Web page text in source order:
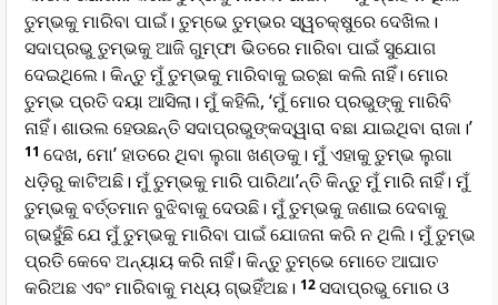
ତୁମ୍ଭକୁ ମାରିବା ପାଇଁ। ତୁମ୍ଭେ ତୁମ୍ଭର ସ୍ୱଚକ୍ଷୁରେ ଦେଖିଲ।
ସଦାପ୍ରଭୁ ତୁମ୍ଭକୁ ଆଜି ଗୁମ୍ଫା ଭିତରେ ମାରିବା ପାଇଁ ସୁଯୋଗ
ଦେଇଥିଲେ। କିନ୍ତୁ ମୁଁ ତୁମ୍ଭକୁ ମାରିବାକୁ ଇଚ୍ଛା କଲି ନାହିଁ। ମୋର
ତୁମ୍ଭ ପ୍ରତି ଦୟା ଆସିଲା। ମୁଁ କହିଲି, ‘ମୁଁ ମୋର ପ୍ରଭୁଙ୍କୁ ମାରିବି
ନାହିଁ। ଶାଉଲ ହେଉଛନ୍ତି ସଦାପ୍ରଭୁଙ୍କଦ୍ୱାରା ବଛା ଯାଇଥିବା ରାଜା।’
11 ଦେଖ, ମୋ’ ହାତରେ ଥିବା ଲୁଗା ଖଣ୍ଡକୁ। ମୁଁ ଏହାକୁ ତୁମ୍ଭ ଲୁଗା
ଧଡ଼ିରୁ କାଟିଅଛି। ମୁଁ ତୁମ୍ଭକୁ ମାରି ପାରିଥା’ନ୍ତି କିନ୍ତୁ ମୁଁ ମାରି ନାହିଁ। ମୁଁ
ତୁମ୍ଭକୁ ବର୍ତ୍ତମାନ ବୁଝିବାକୁ ଦେଉଛି। ମୁଁ ତୁମ୍ଭକୁ ଜଣାଇ ଦେବାକୁ
ଗ୍ଭହୁଁଛି ଯେ ମୁଁ ତୁମ୍ଭକୁ ମାରିବା ପାଇଁ ଯୋଜନା କରି ନ ଥିଲି। ମୁଁ ତୁମ୍ଭ
ପ୍ରତି କେବେ ଅନ୍ୟାୟ କରି ନାହିଁ। କିନ୍ତୁ ତୁମ୍ଭେ ମୋତେ ଆଘାତ
କରିଅଛ ଏବଂ ମାରିବାକୁ ମଧ୍ୟ ଗ୍ଭହିଁଅଛ। 12ସଦାପ୍ରଭୁ ମୋର ଓ